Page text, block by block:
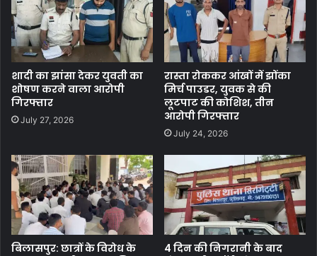
शादी का झांसा देकर युवती का
शोषण करने वाला आरोपी
गिरफ्तार
July 27, 2026
रास्ता रोककर आंखों में झोंका
मिर्च पाउडर, युवक से की
लूटपाट की कोशिश, तीन
आरोपी गिरफ्तार
July 24, 2026
बिलासपुर: छात्रों के विरोध के
4 दिन की निगरानी के बाद